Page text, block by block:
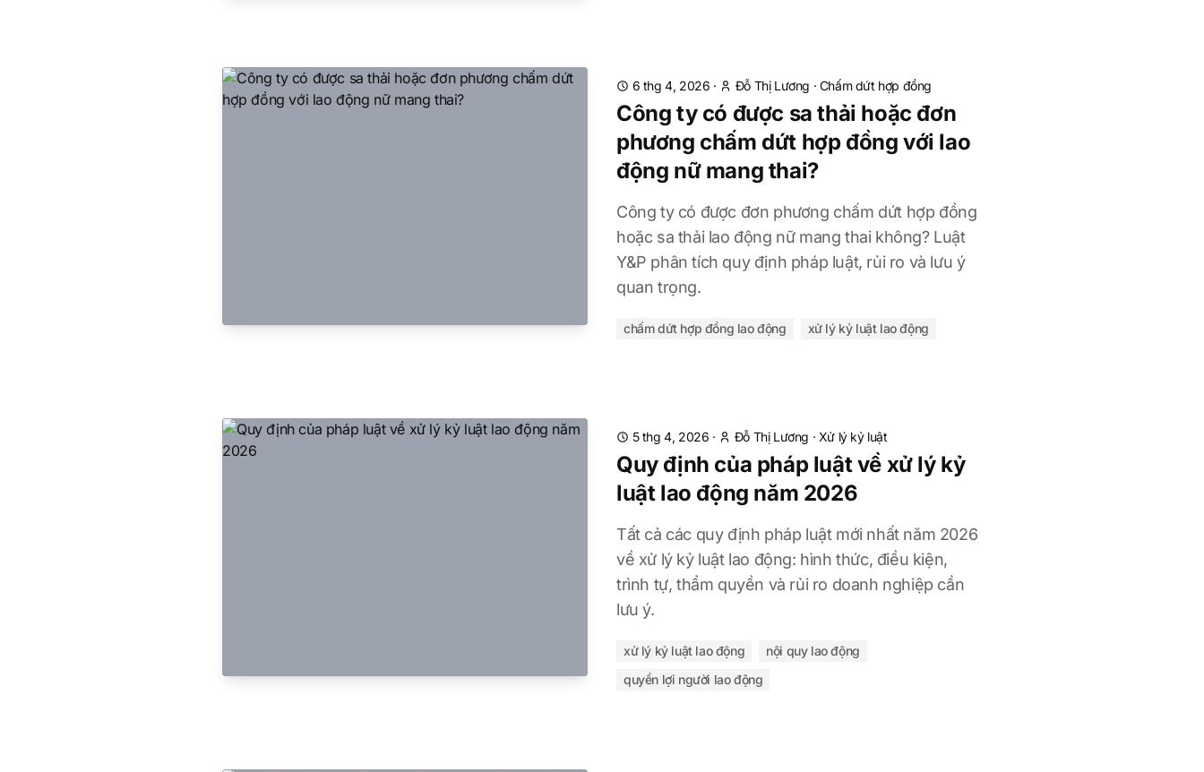
6 thg 4, 2026 · Đỗ Thị Lương · Chấm dứt hợp đồng
Công ty có được sa thải hoặc đơn
phương chấm dứt hợp đồng với lao
động nữ mang thai?
Công ty có được đơn phương chấm dứt hợp đồng
hoặc sa thải lao động nữ mang thai không? Luật
Y&P phân tích quy định pháp luật, rủi ro và lưu ý
quan trọng.
chấm dứt hợp đồng lao động xử lý kỷ luật lao động
5 thg 4, 2026 · Đỗ Thị Lương · Xử lý kỷ luật
Quy định của pháp luật về xử lý kỷ
luật lao động năm 2026
Tất cả các quy định pháp luật mới nhất năm 2026
về xử lý kỷ luật lao động: hình thức, điều kiện,
trình tự, thẩm quyền và rủi ro doanh nghiệp cần
lưu ý.
xử lý kỷ luật lao động
nội quy lao động
quyền lợi người lao động